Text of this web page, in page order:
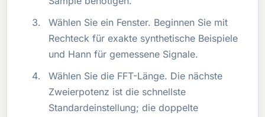
Wählen Sie ein Fenster. Beginnen Sie mit
Rechteck für exakte synthetische Beispiele
und Hann für gemessene Signale.
Wählen Sie die FFT-Länge. Die nächste
Zweierpotenz ist die schnellste
Standardeinstellung; die doppelte